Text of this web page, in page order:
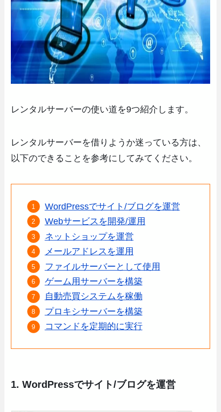
レンタルサーバーの使い道を9つ紹介します。
レンタルサーバーを借りようか迷っている方は、
以下のできることを参考にしてみてください。
WordPressでサイト/ブログを運営
Webサービスを開発/運用
ネットショップを運営
メールアドレスを運用
ファイルサーバーとして使用
ゲーム用サーバーを構築
自動売買システムを稼働
プロキシサーバーを構築
コマンドを定期的に実行
1. WordPressでサイト/ブログを運営